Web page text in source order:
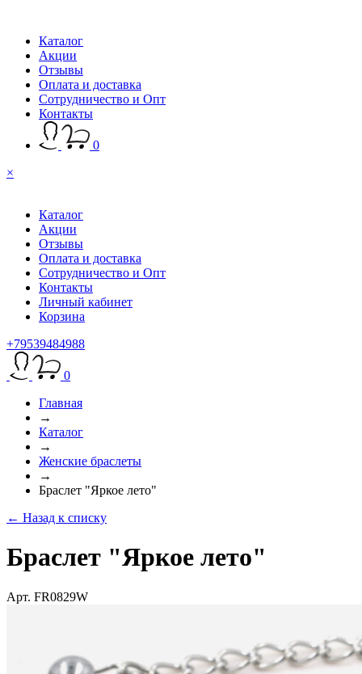
Каталог
Акции
Отзывы
Оплата и доставка
Сотрудничество и Опт
Контакты
0
×
Каталог
Акции
Отзывы
Оплата и доставка
Сотрудничество и Опт
Контакты
Личный кабинет
Корзина
+79539484988
0
Главная
→
Каталог
→
Женские браслеты
→
Браслет "Яркое лето"
← Назад к списку
Браслет "Яркое лето"
Арт. FR0829W